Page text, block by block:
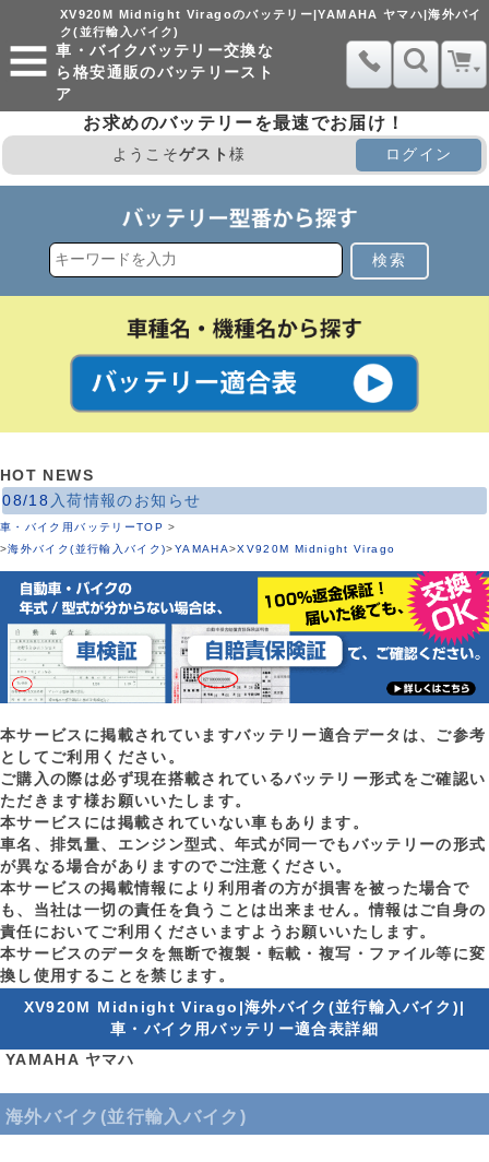
XV920M Midnight Viragoのバッテリー|YAMAHA ヤマハ|海外バイ
ク(並行輸入バイク)
車・バイクバッテリー交換な
ら格安通販のバッテリースト
ア
お求めのバッテリーを最速でお届け！
ようこそゲスト様 ログイン
検索
HOT NEWS
08/18 入荷情報のお知らせ
車・バイク用バッテリーTOP >
>海外バイク(並行輸入バイク)>YAMAHA>XV920M Midnight Virago
本サービスに掲載されていますバッテリー適合データは、ご参考
としてご利用ください。
ご購入の際は必ず現在搭載されているバッテリー形式をご確認い
ただきます様お願いいたします。
本サービスには掲載されていない車もあります。
車名、排気量、エンジン型式、年式が同一でもバッテリーの形式
が異なる場合がありますのでご注意ください。
本サービスの掲載情報により利用者の方が損害を被った場合で
も、当社は一切の責任を負うことは出来ません。情報はご自身の
責任においてご利用くださいますようお願いいたします。
本サービスのデータを無断で複製・転載・複写・ファイル等に変
換し使用することを禁じます。
XV920M Midnight Virago|海外バイク(並行輸入バイク)|
車・バイク用バッテリー適合表詳細
YAMAHA ヤマハ
海外バイク(並行輸入バイク)